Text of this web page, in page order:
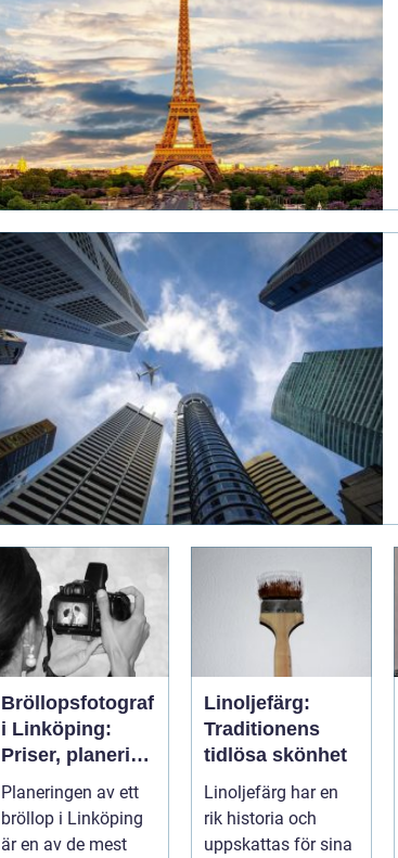
Bröllopsfotograf
i Linköping:
Priser, planering
och
oförglömliga
minnen
Planeringen av ett
bröllop i Linköping
är en av de mest
Linoljefärg:
Traditionens
tidlösa skönhet
Linoljefärg har en
rik historia och
uppskattas för sina